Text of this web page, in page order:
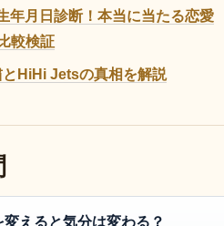
年月日診断！本当に当たる恋愛
較検証
HiHi Jetsの真相を解説
えると気分は変わる？